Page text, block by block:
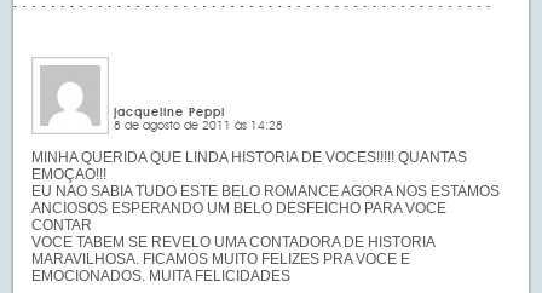
jacqueline Peppi
8 de agosto de 2011 às 14:28
MINHA QUERIDA QUE LINDA HISTORIA DE VOCES!!!!! QUANTAS
EMOÇAO!!!
EU NAO SABIA TUDO ESTE BELO ROMANCE AGORA NOS ESTAMOS
ANCIOSOS ESPERANDO UM BELO DESFEICHO PARA VOCE
CONTAR
VOCE TABEM SE REVELO UMA CONTADORA DE HISTORIA
MARAVILHOSA. FICAMOS MUITO FELIZES PRA VOCE E
EMOCIONADOS. MUITA FELICIDADES